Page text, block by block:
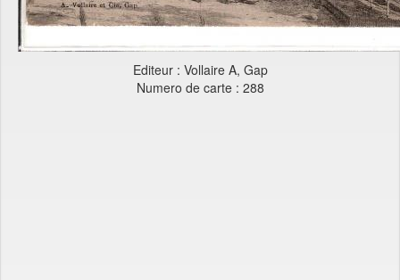
Editeur : Vollaire A, Gap
Numero de carte : 288